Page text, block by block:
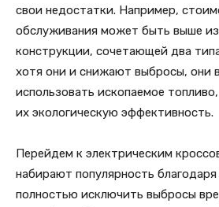
свои недостатки. Например,
обслуживания может быть выше
конструкции, сочетающей два
хотя они и снижают выбросы, они
использовать ископаемое
их экологическую эффективность.
Перейдем к электрическим
набирают популярность
полностью исключить выбросы